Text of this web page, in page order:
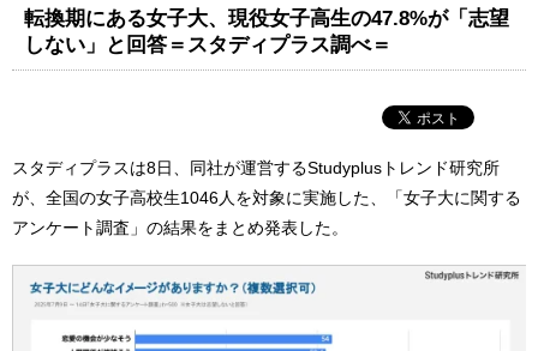
転換期にある女子大、現役女子高生の47.8%が「志望
しない」と回答＝スタディプラス調べ＝
スタディプラスは8日、同社が運営するStudyplusトレンド研究所
が、全国の女子高校生1046人を対象に実施した、「女子大に関する
アンケート調査」の結果をまとめ発表した。